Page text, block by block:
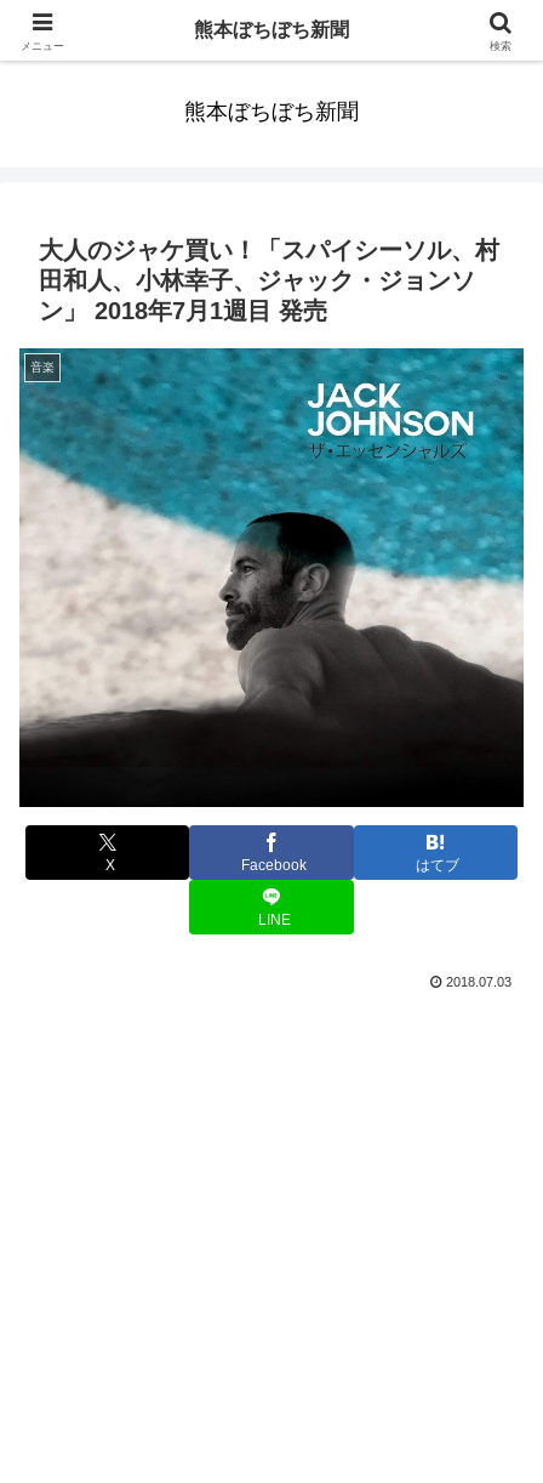
みんなまだ気づかずすごしていたんだわ。ずっといっしょに歩いてゆけるっ
熊本ぼちぼち新聞
大人のジャケ買い！「スパイシーソル、村
田和人、小林幸子、ジャック・ジョンソ
ン」 2018年7月1週目 発売
音楽
X Facebook はてブ
LINE
2018.07.03
メニュー
熊本ぼちぼち新聞
検索